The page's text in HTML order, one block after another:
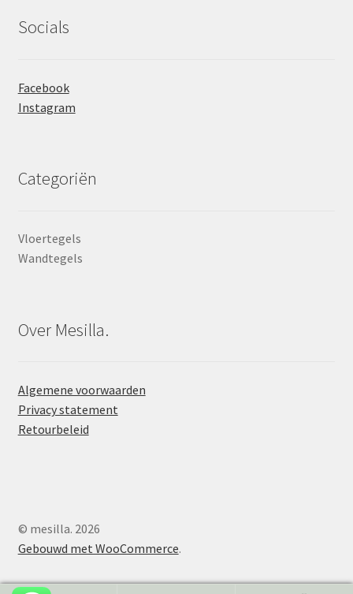
Socials
Facebook
Instagram
Categoriën
Vloertegels
Wandtegels
Over Mesilla.
Algemene voorwaarden
Privacy statement
Retourbeleid
© mesilla. 2026
Gebouwd met WooCommerce.